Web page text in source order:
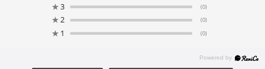
★3 (0)
★2 (0)
★ 1 (0)